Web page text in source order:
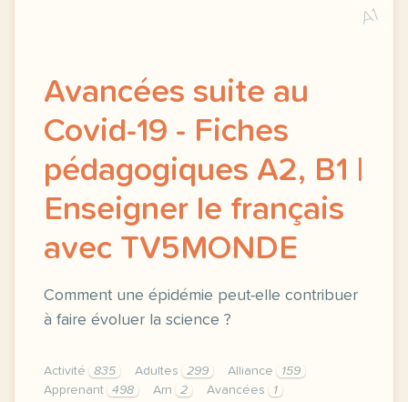
A1
Avancées suite au
Covid-19 - Fiches
pédagogiques A2, B1 |
Enseigner le français
avec TV5MONDE
Comment une épidémie peut-elle contribuer
à faire évoluer la science ?
Activité 835 Adultes 299 Alliance
159
Apprenant
498 Arn 2 Avancées
1